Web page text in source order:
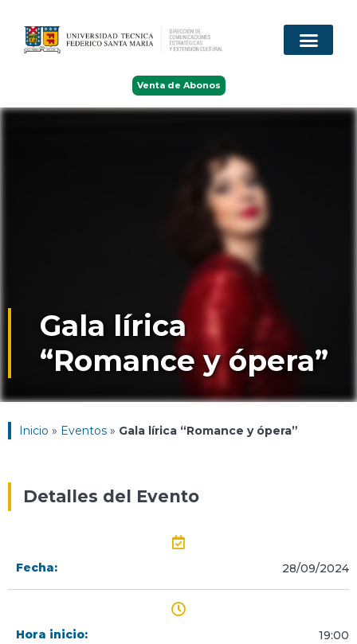
Venta de Abonos
Gala lírica
“Romance y ópera”
Inicio » Eventos » Gala lírica “Romance y ópera”
Detalles del Evento
Fecha: 28/09/2024
Hora inicio: 19:00